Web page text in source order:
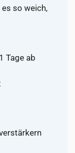
so weich,
Tage ab